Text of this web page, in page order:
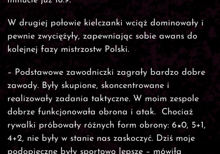
W drugiej połowie kielczanki wciąż dominowały i
pewnie zwyciężyły, zapewniając sobie awans do
kolejnej fazy mistrzostw Polski.
– Podstawowe zawodniczki zagrały bardzo dobre
zawody. Były skupione, skoncentrowane i
realizowały zadania taktyczne. W moim zespole
dobrze funkcjonowała obrona i atak. Chociaż
rywalki próbowały różnych form obrony: 6×0, 5+1,
4+2, nie były w stanie nas zaskoczyć. Dziś moje
podopieczne były sportowo lepsze – mówiła